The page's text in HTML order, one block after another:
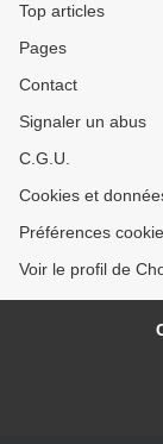
Top articles
Pages
Contact
Signaler un abus
C.G.U.
Cookies et
Préférences
Voir le profil de